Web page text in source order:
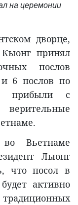
на церемонии
дворце,
принял
послов
6 послов по
прибыли с
верительные
Вьетнаме
Лыонг
что посол в
активно
традиционных